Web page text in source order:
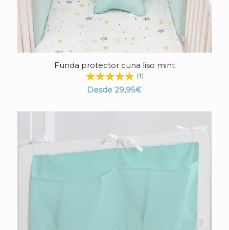
4.80
Funda protector cuna liso mint
(1)
Desde 29,95€